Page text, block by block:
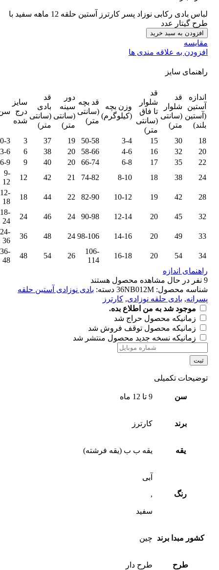
لباس بادی رکابی نوزاد پسر کارترز آستین حلقه 12 ماهه سفید با
طرح گیتار عدد
افزودن به سبد خرید
مقایسه
افزودن به علاقه مندی ها
راهنمای سایز
اندازه
آستین
(آستین
بلند)
قد
شلوار
(سانتی
متر)
قد
شلوار
تا فاق
(سانتی
متر)
وزن بچه
(کیلوگرم)
قد بچه
(سانتی
متر)
دور
سینه
(سانتی
متر)
قد
بادی
(سانتی
متر)
سایز
درج
شده
18
30
15
3-4
50-58
19
37
3
0-3
20
32
16
4-6
58-66
20
38
6
3-6
22
35
17
6-8
66-74
20
40
9
6-9
24
38
18
8-10
74-82
21
42
12
9-
12
28
42
19
10-12
82-90
22
44
18
12-
18
32
45
20
12-14
90-98
24
46
24
18-
24
33
49
20
14-16
98-106
24
48
36
24-
36
34
54
20
16-18
106-
114
26
54
48
36-
48
راهنمای اندازه
9 نفر در حال مشاهده محصول هستند
شناسه محصول: 36NB012M دسته: بادی نوزادی آستین حلقه
پسرانه, بادی حلقه نوزادی, کارترز
موجود شد به من اطلاع بده.
زمانیکه محصول حراج شد
زمانیکه محصول توقف فروش شد
زمانیکه نسخه جدید محصول منتشر شد
ثبت
توضیحات تکمیلی
سن 9 تا 12 ماه
برند کارترز
یقه یقه ب ب (یقه فرشته)
رنگ
آبی
,
سفید
کشور مبدا برند چین
طرح طرح دار